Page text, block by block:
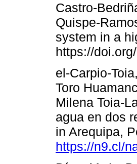
Castro-
Quispe-
system in a
https://
el-Carpio-
Toro
Milena Toia-
agua en dos
in Arequipa,
https://n9.cl/